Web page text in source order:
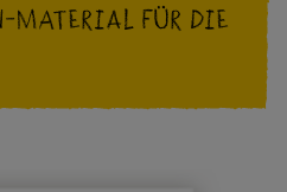
Material für die